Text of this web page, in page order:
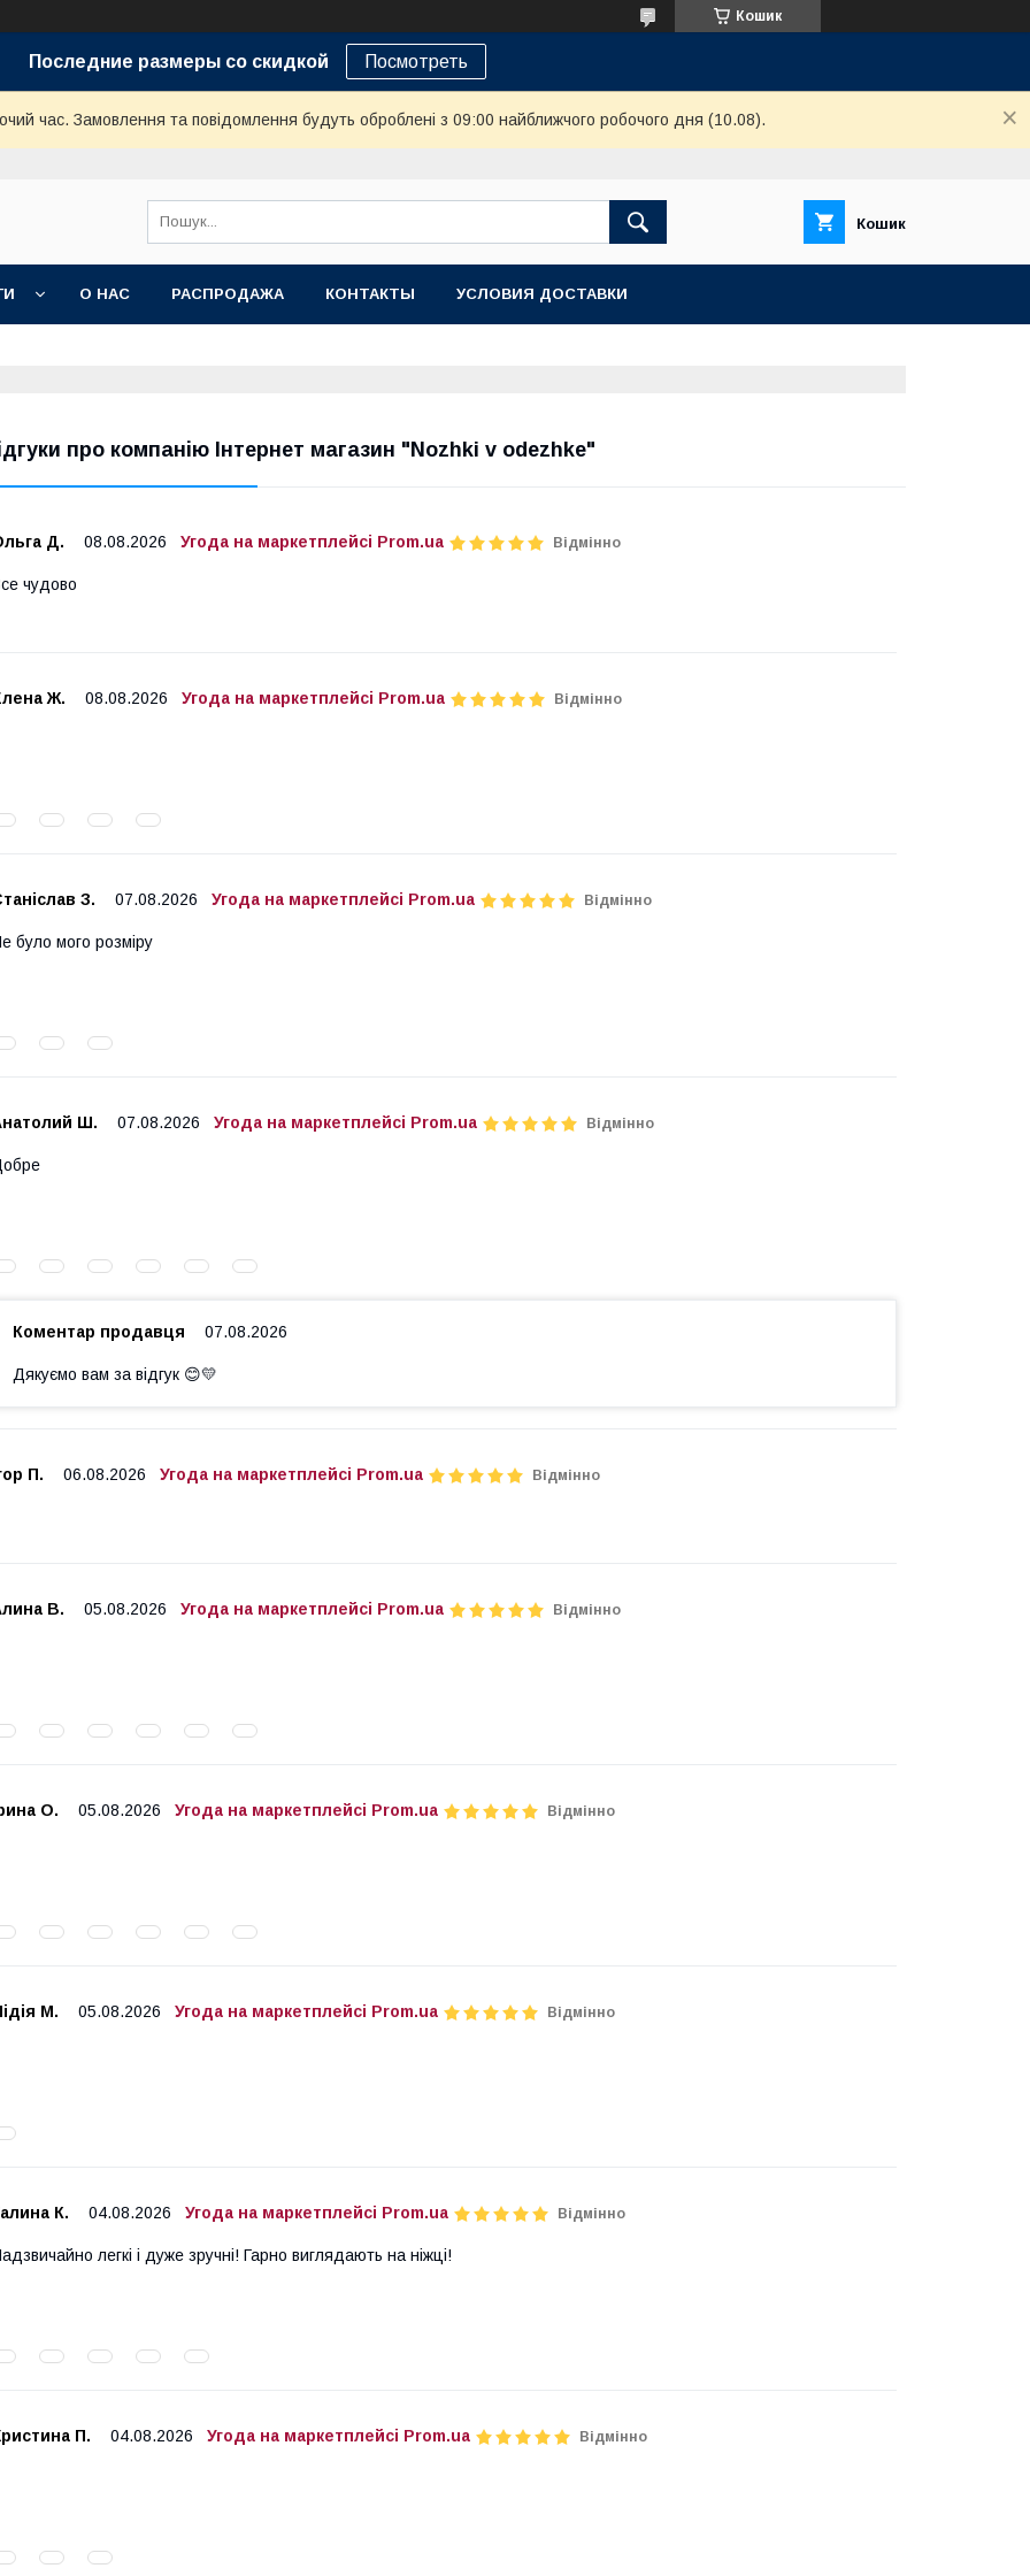
Кошик
Последние размеры со скидкой Посмотреть
час. Замовлення та повідомлення будуть оброблені з 09:00 найближчого робочого дня (10.08).
Кошик
О НАС РАСПРОДАЖА КОНТАКТЫ УСЛОВИЯ ДОСТАВКИ
про компанію Інтернет магазин "Nozhki v odezhke"
Д. 08.08.2026 Угода на маркетплейсі Prom.ua Відмінно
чудово
Ж. 08.08.2026 Угода на маркетплейсі Prom.ua Відмінно
З. 07.08.2026 Угода на маркетплейсі Prom.ua Відмінно
було мого розміру
Ш. 07.08.2026 Угода на маркетплейсі Prom.ua Відмінно
Коментар продавця 07.08.2026
Дякуємо вам за відгук 😊💛
П. 06.08.2026 Угода на маркетплейсі Prom.ua Відмінно
В. 05.08.2026 Угода на маркетплейсі Prom.ua Відмінно
О. 05.08.2026 Угода на маркетплейсі Prom.ua Відмінно
М. 05.08.2026 Угода на маркетплейсі Prom.ua Відмінно
К. 04.08.2026 Угода на маркетплейсі Prom.ua Відмінно
легкі і дуже зручні! Гарно виглядають на ніжці!
П. 04.08.2026 Угода на маркетплейсі Prom.ua Відмінно